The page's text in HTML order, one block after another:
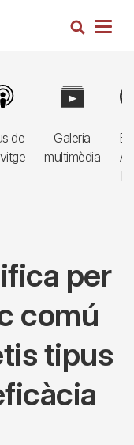
Cerca
de
Galeria
multimèdia
Image
per
comú
tipus